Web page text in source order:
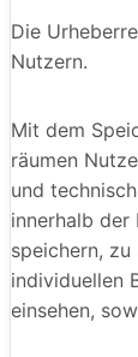
Die
Nutzern.
Mit dem
räumen
und
innerhalb
speichern, zu
individuellen
einsehen,